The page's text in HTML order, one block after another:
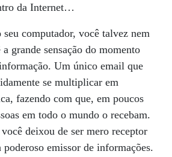
da Internet…
computador, você talvez nem
grande sensação do momento
Um único email que
se multiplicar em
fazendo com que, em poucos
em todo o mundo o recebam.
deixou de ser mero receptor
poderoso emissor de informações.